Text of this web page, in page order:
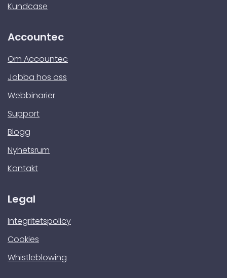
Kundcase
Accountec
Om Accountec
Jobba hos oss
Webbinarier
Support
Blogg
Nyhetsrum
Kontakt
Legal
Integritetspolicy
Cookies
Whistleblowing